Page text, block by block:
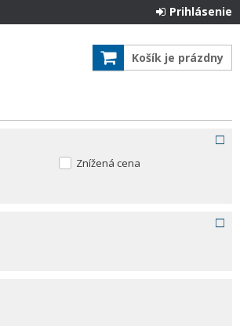
Prihlásenie
Košík je prázdny
Znížená cena